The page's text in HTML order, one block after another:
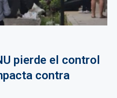
pierde el control
contra